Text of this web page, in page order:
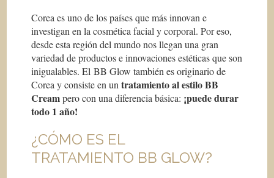
Corea es uno de los países que más innovan e
investigan en la cosmética facial y corporal. Por eso,
desde esta región del mundo nos llegan una gran
variedad de productos e innovaciones estéticas que son
inigualables. El BB Glow también es originario de
Corea y consiste en untratamiento al estilo BB
Creampero con una diferencia básica: ¡puede durar
todo 1 año!
¿CÓMO ES EL
TRATAMIENTO BB GLOW?